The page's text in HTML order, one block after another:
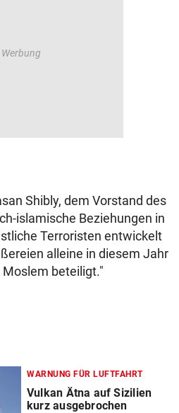
Shibly, dem Vorstand des
islamische Beziehungen in
Terroristen entwickelt
alleine in diesem Jahr
Moslem beteiligt."
WARNUNG FÜR LUFTFAHRT
Vulkan Ätna auf Sizilien
kurz ausgebrochen